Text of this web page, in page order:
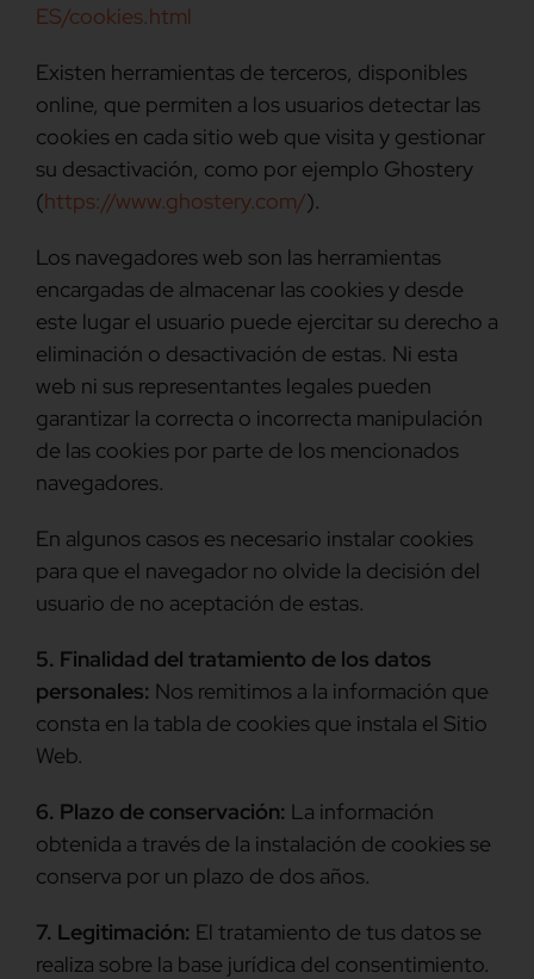
ES/cookies.html
Existen herramientas de terceros, disponibles
online, que permiten a los usuarios detectar las
cookies en cada sitio web que visita y gestionar
su desactivación, como por ejemplo Ghostery
(https://www.ghostery.com/).
Los navegadores web son las herramientas
encargadas de almacenar las cookies y desde
este lugar el usuario puede ejercitar su derecho a
eliminación o desactivación de estas. Ni esta
web ni sus representantes legales pueden
garantizar la correcta o incorrecta manipulación
de las cookies por parte de los mencionados
navegadores.
En algunos casos es necesario instalar cookies
para que el navegador no olvide la decisión del
usuario de no aceptación de estas.
5. Finalidad del tratamiento de los datos
personales: Nos remitimos a la información que
consta en la tabla de cookies que instala el Sitio
Web.
6. Plazo de conservación: La información
obtenida a través de la instalación de cookies se
conserva por un plazo de dos años.
7. Legitimación: El tratamiento de tus datos se
realiza sobre la base jurídica del consentimiento.